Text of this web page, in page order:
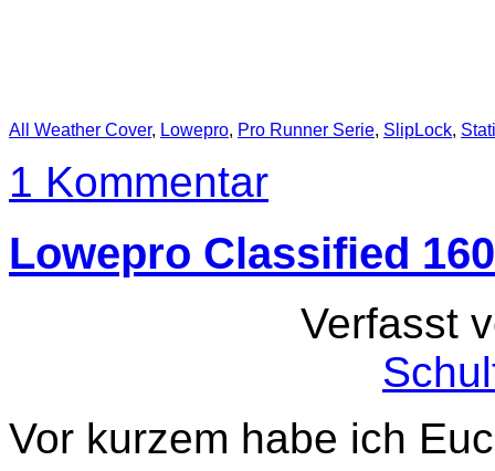
All Weather Cover, Lowepro, Pro Runner Serie, SlipLock,
1 Kommentar
Lowepro Classified
Verfasst
Vor kurzem habe ich